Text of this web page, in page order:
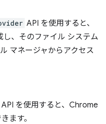
API を使用すると、
し、そのファイル システム
マネージャからアクセス
API を使用すると、Chrome
ます。